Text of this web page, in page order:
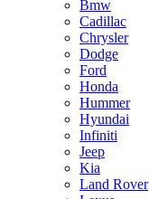
Bmw
Cadillac
Chrysler
Dodge
Ford
Honda
Hummer
Hyundai
Infiniti
Jeep
Kia
Land Rover